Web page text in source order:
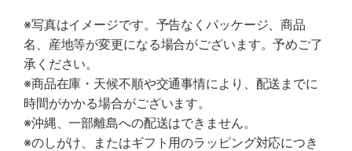
※写真はイメージです。予告なくパッケージ、商品
名、産地等が変更になる場合がございます。予めご了
承ください。
※商品在庫・天候不順や交通事情により、配送までに
時間がかかる場合がございます。
※沖縄、一部離島への配送はできません。
※のしがけ、またはギフト用のラッピング対応につき